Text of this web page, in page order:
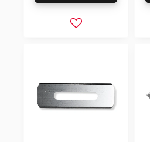
Lägg till i favoriter